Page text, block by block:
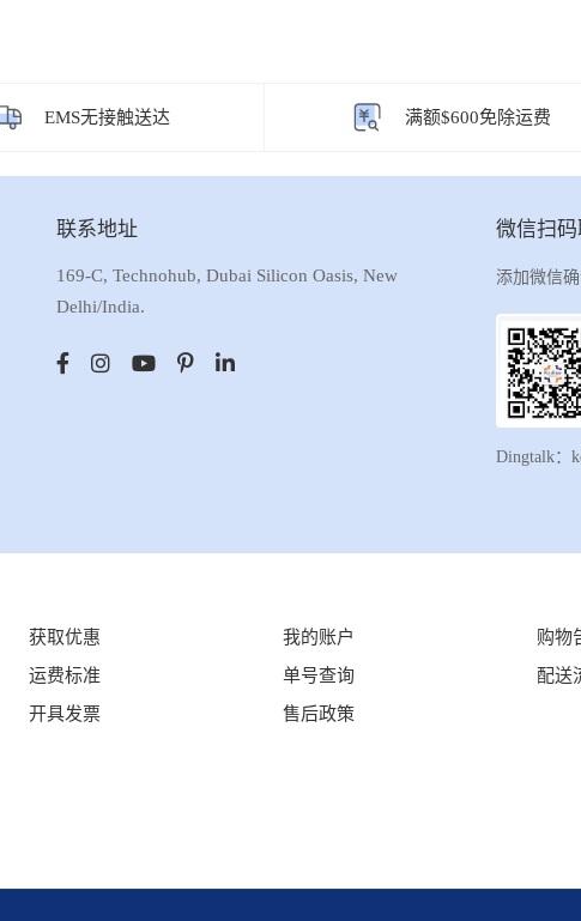
EMS无接触送达 满额$600免除运费
联系地址
169-C, Technohub, Dubai Silicon Oasis, New
Delhi/India.
微信扫
添加微信
Dingtalk：
获取优惠
运费标准
开具发票
我的账户
单号查询
售后政策
购物
配送